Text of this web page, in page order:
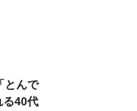
とんで
る40代